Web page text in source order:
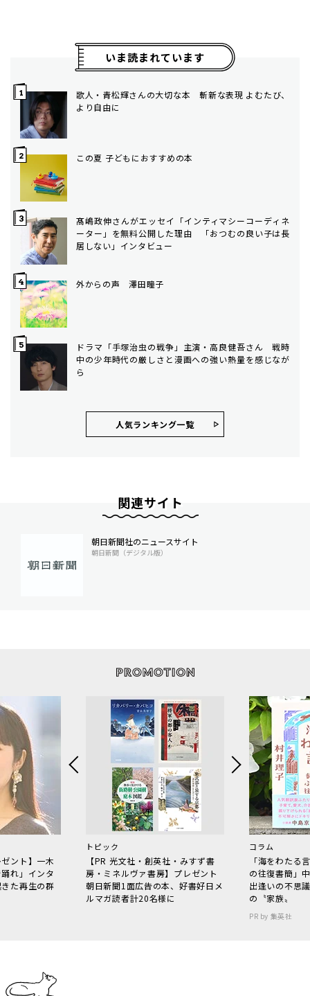
いま読まれています
歌人・青松輝さんの大切な本 斬新な表現 よむたび、
より自由に
この夏 子どもにおすすめの本
髙嶋政伸さんがエッセイ「インティマシーコーディネ
ーター」を無料公開した理由 「おつむの良い子は長
居しない」インタビュー
外からの声 澤田瞳子
ドラマ「手塚治虫の戦争」主演・高良健吾さん 戦時
中の少年時代の厳しさと漫画への強い熱量を感じなが
ら
人気ランキング⼀覧
関連サイト
朝日新聞社のニュースサイト
朝日新聞（デジタル版）
ント】一木
れ」インタ
た再生の群
トピック
【PR 光文社・創英社・みすず書
房・ミネルヴァ書房】プレゼント
朝日新聞1面広告の本、好書好日メ
ルマガ読者計20名様に
コラム
「海をわた
の往復書簡」
出逢いの不思
の〝家族〟
PR by 集英社